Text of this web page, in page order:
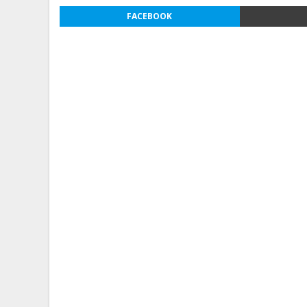
FACEBOOK